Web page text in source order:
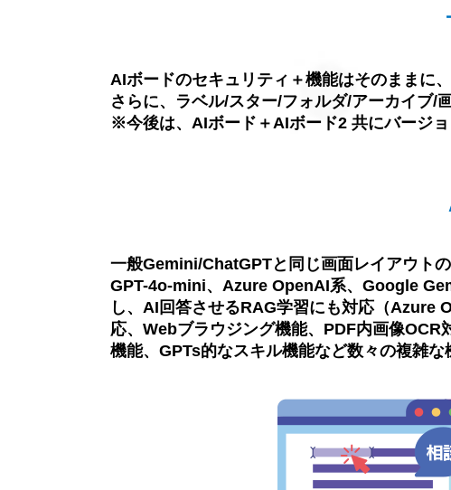
AIボードのセキュリティ＋機能はそのままに
さらに、ラベル/スター/フォルダ/アーカイブ/
※今後は、AIボード＋AIボード2 共にバージョ
一般Gemini/ChatGPTと同じ画面レイアウト
GPT-4o-mini、Azure OpenAI系、Google
し、AI回答させるRAG学習にも対応（
応、Webブラウジング機能、PDF内画像
機能、GPTs的なスキル機能など数々の複雑な